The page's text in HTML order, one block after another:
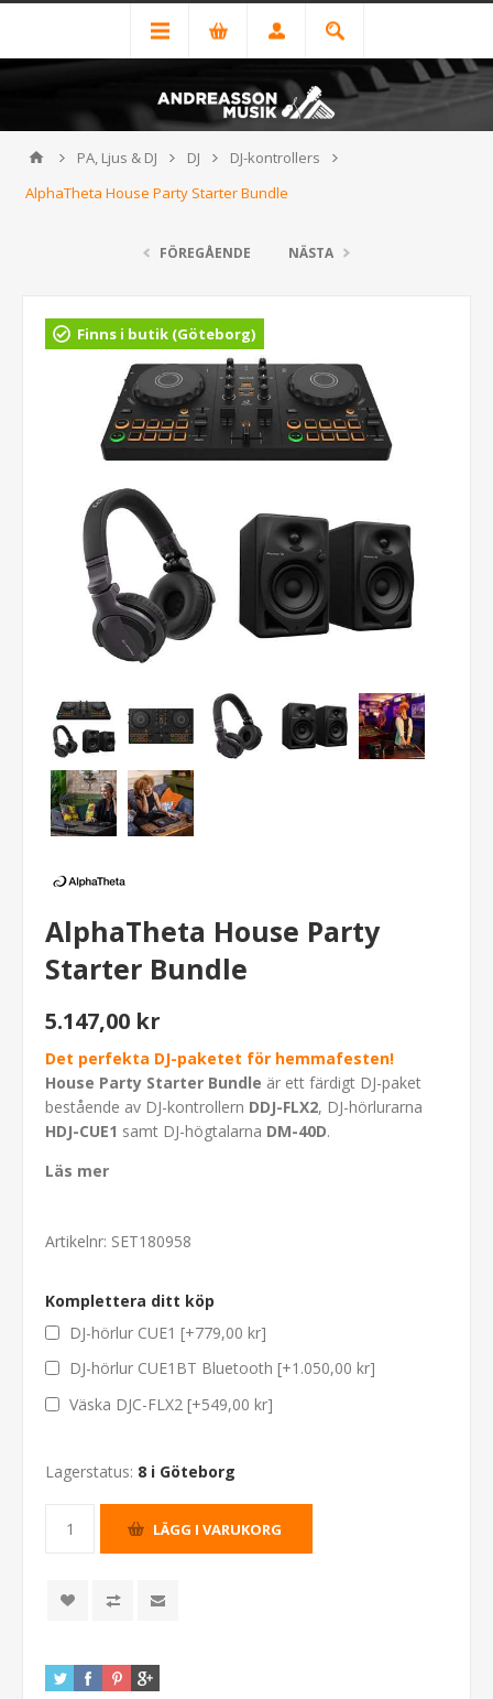
PA, Ljus & DJ DJ
DJ-kontrollers
AlphaTheta House Party Starter Bundle
FÖREGÅENDE NÄSTA
Finns i butik (Göteborg)
AlphaTheta House Party
Starter Bundle
5.147,00 kr
Det perfekta DJ-paketet för hemmafesten!
House Party Starter Bundle är ett färdigt DJ-paket
bestående av DJ-kontrollern DDJ-FLX2, DJ-hörlurarna
HDJ-CUE1 samt DJ-högtalarna DM-40D.
Läs mer
Artikelnr: SET180958
Komplettera ditt köp
DJ-hörlur CUE1 [+779,00 kr]
DJ-hörlur CUE1BT Bluetooth [+1.050,00 kr]
Väska DJC-FLX2 [+549,00 kr]
Lagerstatus: 8 i Göteborg